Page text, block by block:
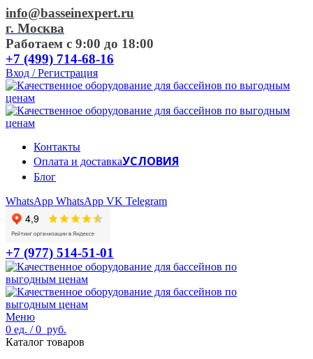
info@basseinexpert.ru
г. Москва
Работаем с 9:00 до 18:00
+7 (499) 714-68-16
Вход / Регистрация
Контакты
Оплата и доставкаУСЛОВИЯ
Блог
WhatsApp WhatsApp VK Telegram
+7 (977) 514-51-01
Меню
0 ед. / 0 руб.
Каталог товаров